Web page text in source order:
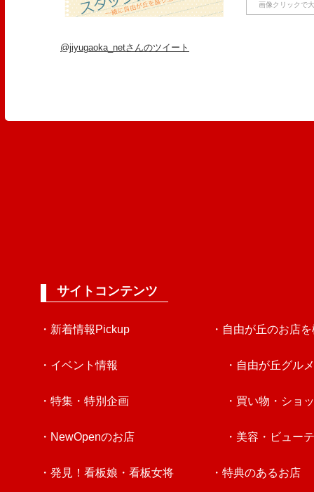
画像クリックで
@jiyugaoka_netさんのツイート
サイトコンテンツ
・新着情報Pickup
・イベント情報
・特集・特別企画
・NewOpenのお店
・発見！看板娘・看板女将
・自由が丘のお店
・自由が丘グルメ
・買い物・ショ
・美容・ビュー
・特典のあるお店